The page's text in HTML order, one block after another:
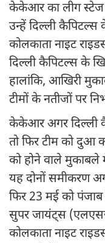
केकेआर का लीग स्टेज
उन्हें दिल्ली
कोलकाता नाइट
दिल्ली कैपिटल्स के
हालांकि, आखिरी
टीमों के नतीजों पर
केकेआर अगर दिल्ली
तो फिर टीम को दुआ
को होने वाले मुकाबले
यह दोनों समीकरण
फिर 23 मई को
सुपर जायंट्स
कोलकाता नाइट